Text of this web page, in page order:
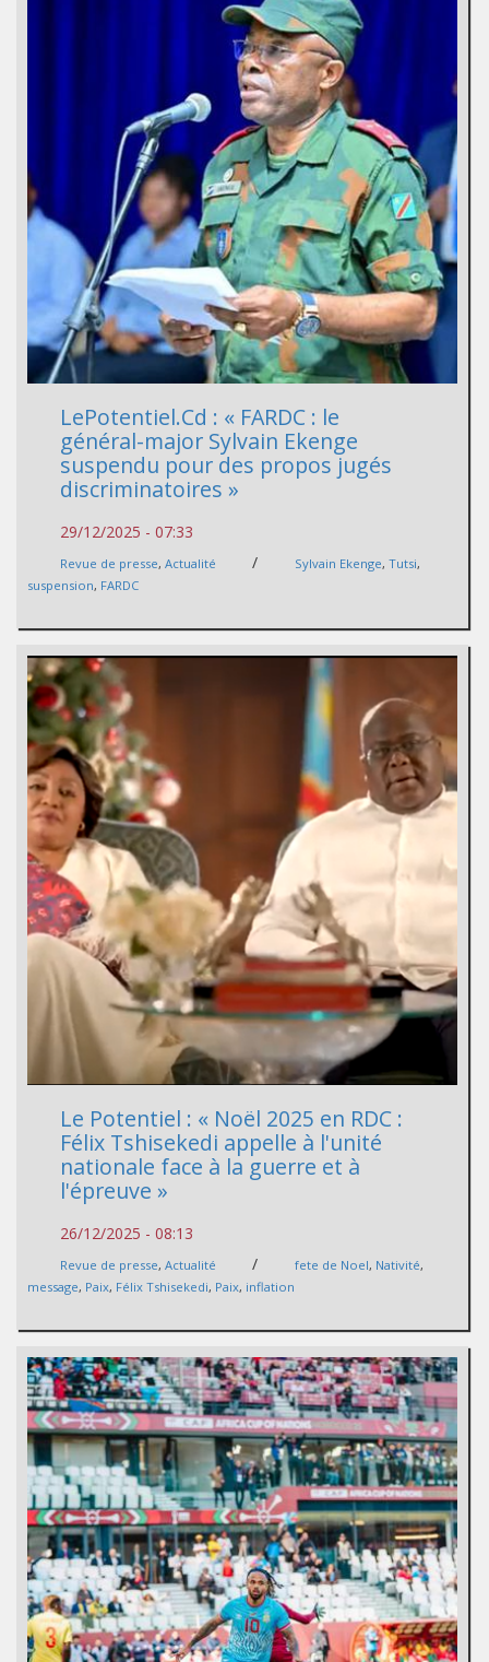
LePotentiel.Cd : « FARDC : le
général-major Sylvain Ekenge
suspendu pour des propos jugés
discriminatoires »
29/12/2025 - 07:33
Revue de presse, Actualité / Sylvain Ekenge, Tutsi,
suspension, FARDC
Le Potentiel : « Noël 2025 en RDC :
Félix Tshisekedi appelle à l'unité
nationale face à la guerre et à
l'épreuve »
26/12/2025 - 08:13
Revue de presse, Actualité / fete de Noel, Nativité,
message, Paix, Félix Tshisekedi, Paix, inflation